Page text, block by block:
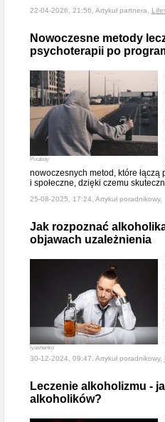
22-04-2026, 21:56, Artykuł partnera,
Nowoczesne metody
psychoterapii po
Pixabay
nowoczesnych metod, które
i społeczne, dzięki czemu
25-08-2025, 17:24, Artykuł poradnikowy,
Jak rozpoznać
objawach uzależnienia
lyashenko
30-12-2024, 09:47, Artykuł poradnikowy,
Leczenie alkoholizmu -
alkoholików?